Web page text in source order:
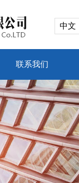
中文
联系我们